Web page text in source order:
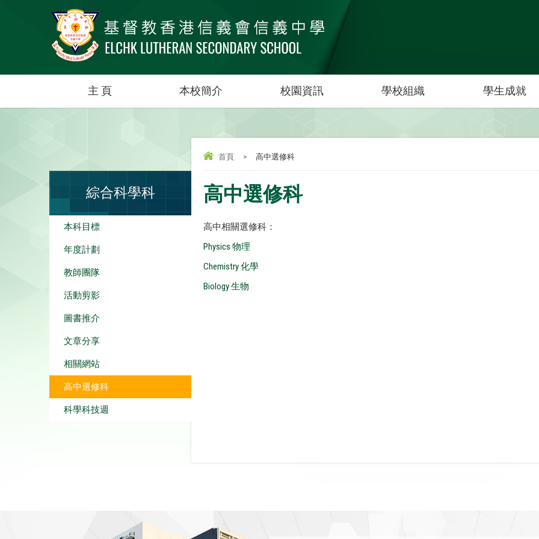
主 頁 本校簡介 校園資訊 學校組織 學生成就
首頁 > 高中選修科
高中選修科
高中相關選修科：
Physics 物理
Chemistry 化學
Biology 生物
綜合科學科
本科目標
年度計劃
教師團隊
活動剪影
圖書推介
文章分享
相關網站
高中選修科
科學科技週